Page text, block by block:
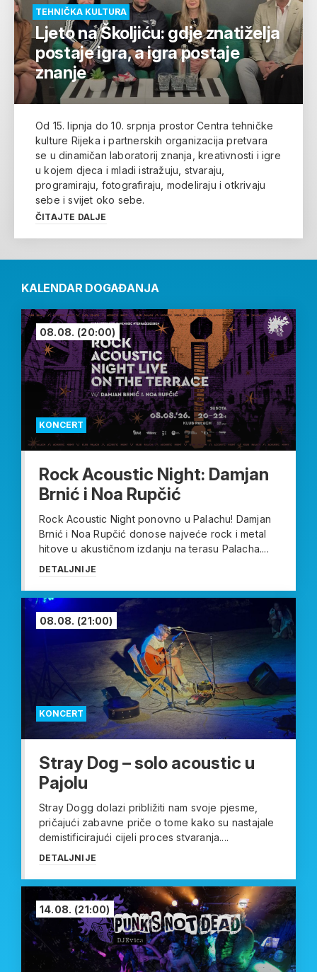
TEHNIČKA KULTURA
Ljeto na Školjiću: gdje znatiželja
postaje igra, a igra postaje
znanje
Od 15. lipnja do 10. srpnja prostor Centra tehničke
kulture Rijeka i partnerskih organizacija pretvara
se u dinamičan laboratorij znanja, kreativnosti i igre
u kojem djeca i mladi istražuju, stvaraju,
programiraju, fotografiraju, modeliraju i otkrivaju
sebe i svijet oko sebe.
ČITAJTE DALJE
KALENDAR DOGAĐANJA
KONCERT
08.08. (20:00)
Rock Acoustic Night: Damjan
Brnić i Noa Rupčić
Rock Acoustic Night ponovno u Palachu! Damjan
Brnić i Noa Rupčić donose najveće rock i metal
hitove u akustičnom izdanju na terasu Palacha....
DETALJNIJE
KONCERT
08.08. (21:00)
Stray Dog – solo acoustic u
Pajolu
Stray Dogg dolazi približiti nam svoje pjesme,
pričajući zabavne priče o tome kako su nastajale
demistificirajući cijeli proces stvaranja....
DETALJNIJE
14.08. (21:00)